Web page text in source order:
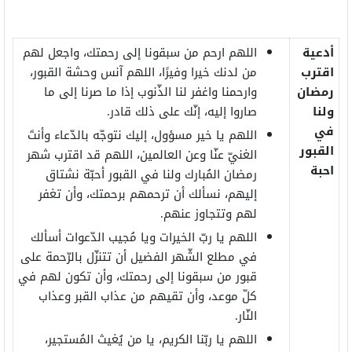
أدعية
اقترب
رمضان
ولنا
في
القبور
احبة
اللهم ارحم من سبقونا إلى رحمتك، واجعل لهم
من لدنك خيرا وفيرًا، اللهم آنس وحشة القبور،
وارحمنا واغفر لنا الذّنوب إذا ما صرنا إلى ما
صاروا إليه، إنّك على ذلك قادر.
اللهم يا خير مسؤول، إليك نتوجّه بالدّعاء وأنتَ
الغنيّ عنّا وعن العالمين، اللهم قد اقترب شهر
رمضان المُبارك ولنا في القبور أحبّة نشتاق
إليهم، نسألك أن ترحمهم برحمتك، وأن تغفر
لهم وتتجاوز عنهم.
اللهم يا ربّ الخيرات ويا مُجيب الدّعوات أسألك
في مطلع الشّهر الفضيل أن تتنزّل بالرّحمة على
قبور من سبقونا إلى رحمتك، وأن تكون لهم في
كلّ موعد، وأن تقيهم من عذاب القبر وعذاب
النّار.
اللهم يا ربّنا الكريم، يا من يُغيث المُستجير،